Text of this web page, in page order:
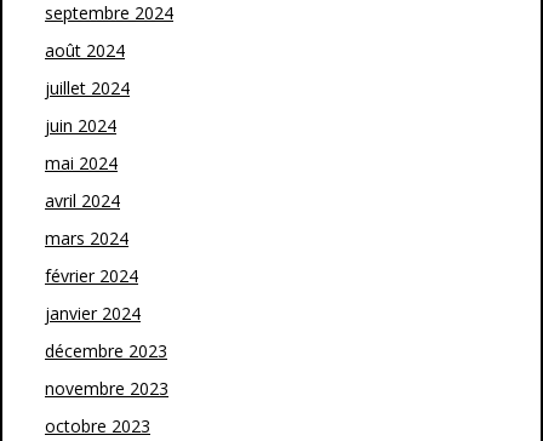
septembre 2024
août 2024
juillet 2024
juin 2024
mai 2024
avril 2024
mars 2024
février 2024
janvier 2024
décembre 2023
novembre 2023
octobre 2023